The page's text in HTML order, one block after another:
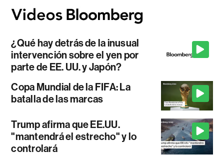
¿Qué hay detrás de la inusual
intervención sobre el yen por
parte de EE. UU. y Japón?
Copa Mundial de la FIFA: La
batalla de las marcas
Trump afirma que EE.UU.
"mantendrá el estrecho" y lo
controlará